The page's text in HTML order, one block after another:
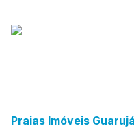
Praias Imóveis Guarujá